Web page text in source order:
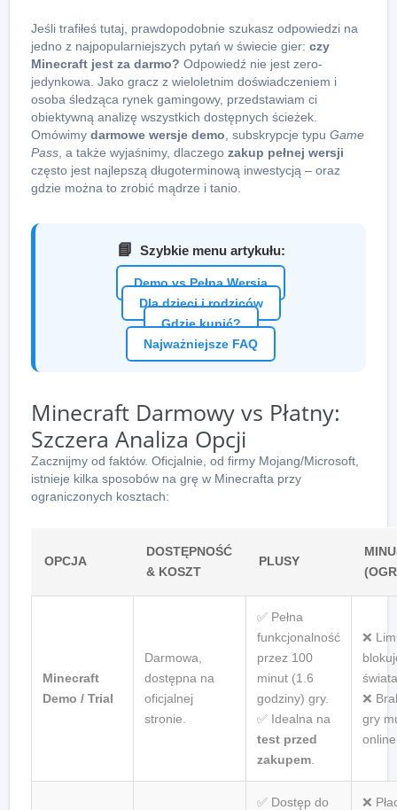
Jeśli trafiłeś tutaj, prawdopodobnie szukasz odpowiedzi na
jedno z najpopularniejszych pytań w świecie gier: czy
Minecraft jest za darmo? Odpowiedź nie jest zero-
jedynkowa. Jako gracz z wieloletnim doświadczeniem i
osoba śledząca rynek gamingowy, przedstawiam ci
obiektywną analizę wszystkich dostępnych ścieżek.
Omówimy darmowe wersje demo , subskrypcje typu Game
Pass , a także wyjaśnimy, dlaczego zakup pełnej wersji
często jest najlepszą długoterminową inwestycją – oraz
gdzie można to zrobić mądrze i tanio.
📘 Szybkie menu artykułu:
Demo vs Pełna Wersja
Dla dzieci i rodziców
Gdzie kupić?
Najważniejsze FAQ
Minecraft Darmowy vs Płatny:
Szczera Analiza Opcji
Zacznijmy od faktów. Oficjalnie, od firmy Mojang/Microsoft,
istnieje kilka sposobów na grę w Minecrafta przy
ograniczonych kosztach:
OPCJA
DOSTĘPNOŚĆ
& KOSZT
PLUSY
Minecraft
Demo / Trial
Darmowa,
dostępna na
oficjalnej
stronie.
✅ Pełna
funkcjonalność
przez 100
minut (1.6
godziny) gry.
✅ Idealna na
test przed
zakupem
❌
❌
gry
✅ Dostęp do
❌